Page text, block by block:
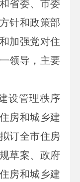
省委、市委
针和政策部
加强党对住
领导，主要
设管理秩序
房和城乡建
订全市住房
草案、政府
房和城乡建